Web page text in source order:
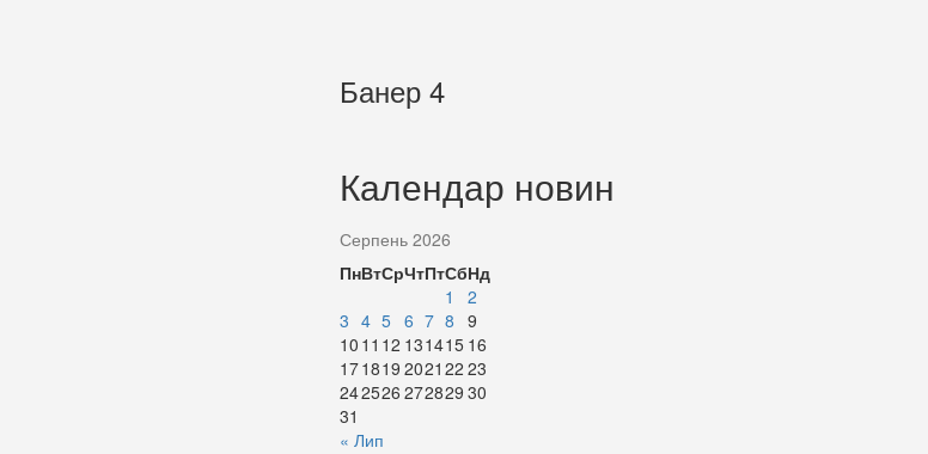
Банер 4
Календар новин
Серпень 2026
ПнВтСрЧтПтСбНд
1
2
3 4 5 6 7 8 9
10 11 12 131415 16
171819 2021 22 23
242526 272829 30
31
« Лип